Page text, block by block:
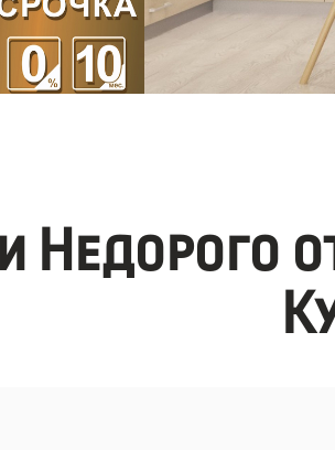
Недорого